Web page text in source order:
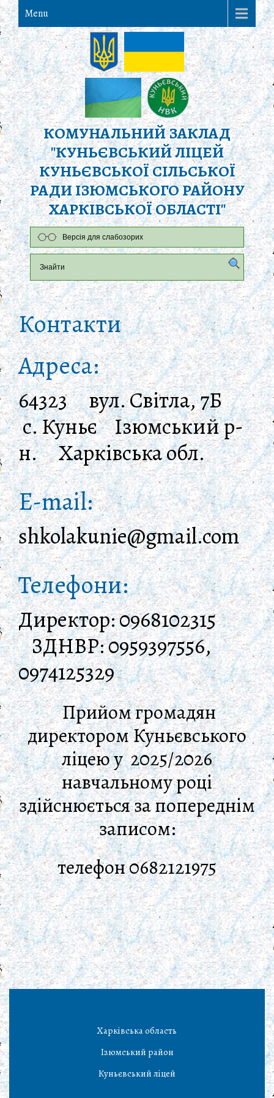
Menu
КОМУНАЛЬНИЙ ЗАКЛАД
"КУНЬЄВСЬКИЙ ЛІЦЕЙ
КУНЬЄВСЬКОЇ СІЛЬСЬКОЇ
РАДИ ІЗЮМСЬКОГО РАЙОНУ
ХАРКІВСЬКОЇ ОБЛАСТІ"
Версія для слабозорих
Контакти
Адреса:
64323 вул. Світла, 7Б
с. Куньє Ізюмський р-
н. Харківська обл.
E-mail:
shkolakunie@gmail.com
Телефони:
Директор: 0968102315
ЗДНВР: 0959397556,
0974125329
Прийом громадян
директором Куньєвського
ліцеюу 2025/2026
навчальному році
здійснюється за попереднім
записом:
телефон 0682121975
Харківська область
Ізюмський район
Куньєвський ліцей